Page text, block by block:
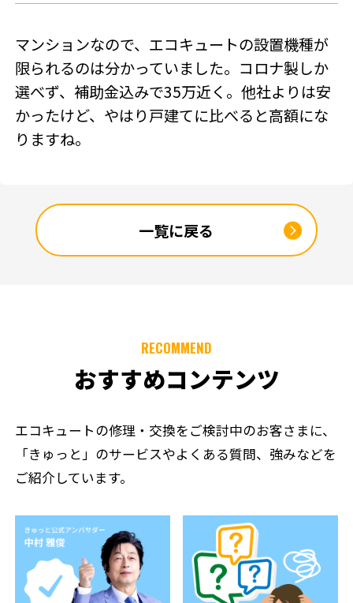
マンションなので、エコキュートの設置機種が
限られるのは分かっていました。コロナ製しか
選べず、補助金込みで35万近く。他社よりは安
かったけど、やはり戸建てに比べると高額にな
りますね。
一覧に戻る
RECOMMEND
おすすめコンテンツ
エコキュートの修理・交換をご検討中のお客さまに、
「きゅっと」のサービスやよくある質問、強みなどを
ご紹介しています。